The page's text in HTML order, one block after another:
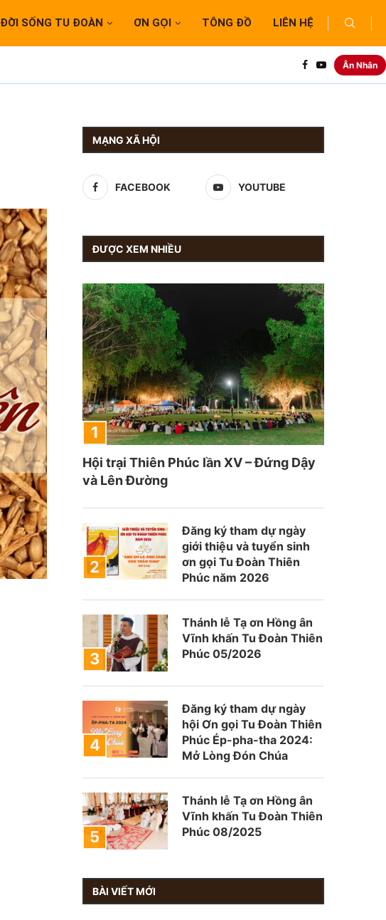
ĐỜI SỐNG TU ĐOÀN ƠN GỌI TÔNG ĐỒ LIÊN HỆ
Ân Nhân
MẠNG XÃ HỘI
FACEBOOK YOUTUBE
ĐƯỢC XEM NHIỀU
Hội trại Thiên Phúc lần XV – Đứng Dậy
và Lên Đường
Đăng ký tham dự ngày
giới thiệu và tuyển sinh
ơn gọi Tu Đoàn Thiên
Phúc năm 2026
Thánh lễ Tạ ơn Hồng ân
Vĩnh khấn Tu Đoàn Thiên
Phúc 05/2026
Đăng ký tham dự ngày
hội Ơn gọi Tu Đoàn Thiên
Phúc Ép-pha-tha 2024:
Mở Lòng Đón Chúa
Thánh lễ Tạ ơn Hồng ân
Vĩnh khấn Tu Đoàn Thiên
Phúc 08/2025
BÀI VIẾT MỚI